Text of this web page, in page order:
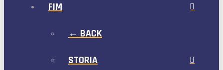
FIM
← BACK
STORIA